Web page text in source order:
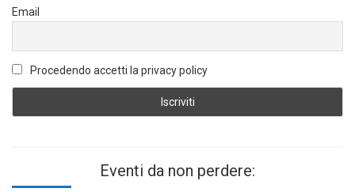
Email
Procedendo accetti la privacy policy
Eventi da non perdere: